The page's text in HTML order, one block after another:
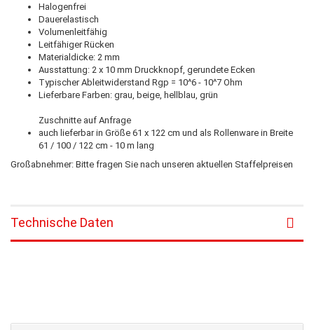
Halogenfrei
Dauerelastisch
Volumenleitfähig
Leitfähiger Rücken
Materialdicke: 2 mm
Ausstattung: 2 x 10 mm Druckknopf, gerundete Ecken
Typischer Ableitwiderstand Rgp = 10^6 - 10^7 Ohm
Lieferbare Farben: grau, beige, hellblau, grün
Zuschnitte auf Anfrage
auch lieferbar in Größe 61 x 122 cm und als Rollenware in Breite
61 / 100 / 122 cm - 10 m lang
Großabnehmer: Bitte fragen Sie nach unseren aktuellen Staffelpreisen
Technische Daten